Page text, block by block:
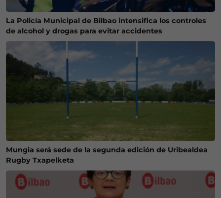
La Policía Municipal de Bilbao intensifica los controles
de alcohol y drogas para evitar accidentes
Mungia será sede de la segunda edición de Uribealdea
Rugby Txapelketa